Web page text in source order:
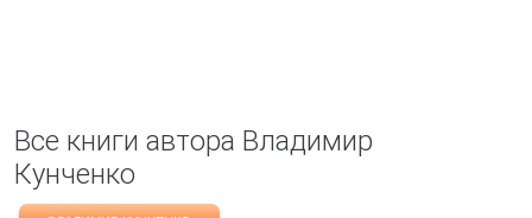
Все книги автора Владимир
Кунченко